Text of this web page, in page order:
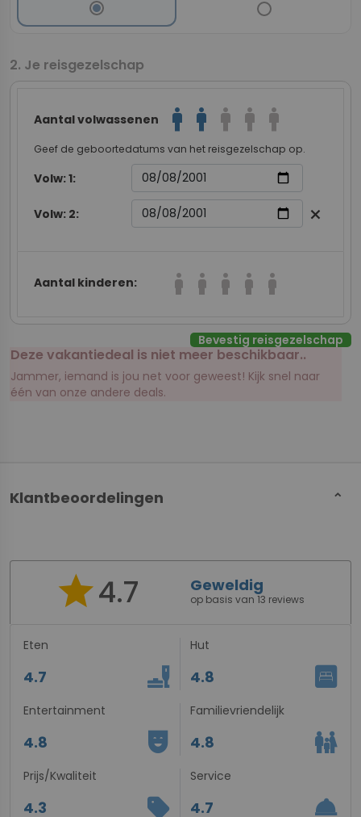
Je reisgezelschap
Aantal volwassenen man man man man man
Geef de geboortedatums van het reisgezelschap op.
Volw: 1:
Volw: 2: close
Aantal kinderen: boy boy boy boy boy
Bevestig reisgezelschap
Deze vakantiedeal is niet meer beschikbaar..
Jammer, iemand is jou net voor geweest! Kijk snel naar
één van onze andere deals.
Klantbeoordelingen
star4.7 Geweldig
op basis van 13 reviews
Eten
4.7 brunch_dining
Hut
4.8 bedroom_parent
Entertainment
4.8 comedy_mask
Familievriendelijk
4.8 family_restroom
Prijs/Kwaliteit
4.3 sell
Service
4.7 room_service